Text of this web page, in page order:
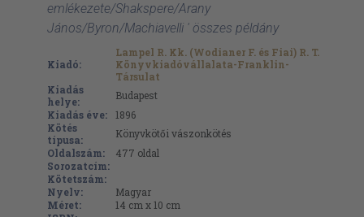
emlékezete/Shakspere/Arany
János/Byron/Machiavelli ' összes példány
Kiadó:
Lampel R. Kk. (Wodianer F. és Fiai) R. T.
Könyvkiadóvállalata-Franklin-
Társulat
Kiadás
helye:
Budapest
Kiadás éve:
1896
Kötés
típusa:
Könyvkötői vászonkötés
Oldalszám:
477 oldal
Sorozatcím:
Kötetszám:
Nyelv:
Magyar
Méret:
14 cm x 10 cm